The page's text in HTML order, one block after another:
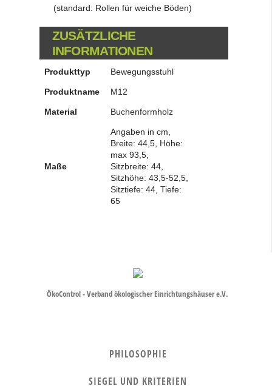
(standard: Rollen für weiche Böden)
ZUSÄTZLICHE
INFORMATIONEN
Produkttyp Bewegungsstuhl
Produktname M12
Material Buchenformholz
Maße
Angaben in cm,
Breite: 44,5, Höhe:
max 93,5,
Sitzbreite: 44,
Sitzhöhe: 43,5-52,5,
Sitztiefe: 44, Tiefe:
65
ÖkoControl - Verband ökologischer Einrichtungshäuser e.V.
PHILOSOPHIE
SIEGEL UND KRITERIEN